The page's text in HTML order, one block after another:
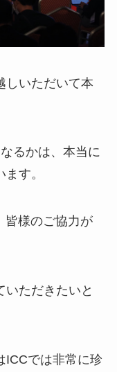
いただいて本
るかは、本当に
す。
様のご協力が
ただきたいと
ICCでは非常に珍